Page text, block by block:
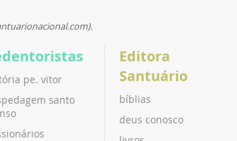
pe. vitor
santo
Editora
Santuário
bíblias
deus conosco